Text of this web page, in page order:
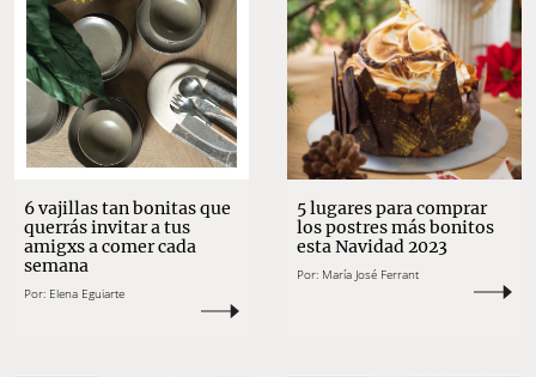
6 vajillas tan bonitas que
querrás invitar a tus
amigxs a comer cada
semana
Por: Elena Eguiarte
5 lugares para comprar
los postres más bonitos
esta Navidad 2023
Por: María José Ferrant